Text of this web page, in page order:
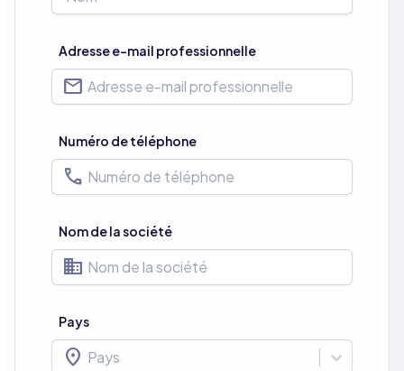
Adresse e-mail professionnelle
mail
Numéro de téléphone
phone
Nom de la société
business
Pays
location_on Pays